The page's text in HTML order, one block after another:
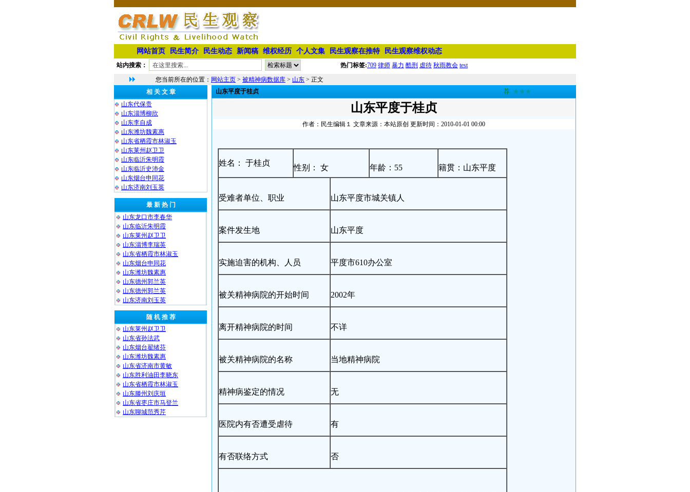
网站首页 民生简介 民生动态 新闻稿 维权经历 个人文集 民生观察在推特 民生观察维权动态
站内搜索： 热门标签:709 律师 暴力 酷刑 虐待 秋雨教会 test
您当前所在的位置： 网站主页 > 被精神病数据库 > 山东 > 正文
相 关 文 章
山东代保贵
山东淄博柳欣
山东李自成
山东潍坊魏素惠
山东省栖霞市林淑玉
山东莱州赵卫卫
山东临沂朱明霞
山东临沂史沛金
山东烟台申同花
山东济南刘玉英
最 新 热 门
山东龙口市李春华
山东临沂朱明霞
山东莱州赵卫卫
山东淄博李瑞英
山东省栖霞市林淑玉
山东烟台申同花
山东潍坊魏素惠
山东德州郭兰英
山东德州郭兰英
山东济南刘玉英
随 机 推 荐
山东莱州赵卫卫
山东省孙法武
山东烟台翟绪芬
山东潍坊魏素惠
山东省济南市黄敏
山东胜利油田李晓东
山东省栖霞市林淑玉
山东滕州刘庆垣
山东省枣庄市马登兰
山东聊城范秀芹
山东平度于桂贞 荐 ★★★
山东平度于桂贞
作者：民生编辑１ 文章来源：本站原创 更新时间：2010-01-01 00:00
姓名： 于桂贞
性别： 女 年龄：55 籍贯：山东平度
受难者单位、职业 山东平度市城关镇人
案件发生地 山东平度
实施迫害的机构、人员 平度市610办公室
被关精神病院的开始时间 2002年
离开精神病院的时间 不详
被关精神病院的名称 当地精神病院
精神病鉴定的情况 无
医院内有否遭受虐待 有
有否联络方式 否